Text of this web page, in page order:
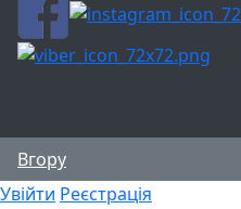
Вгору
Увійти Реєстрація